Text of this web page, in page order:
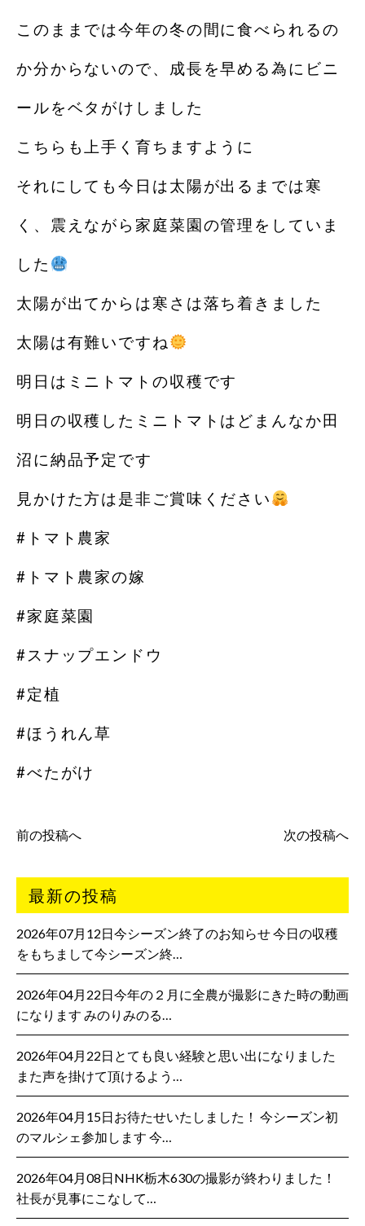
このままでは今年の冬の間に食べられるの
か分からないので、成長を早める為にビニ
ールをベタがけしました
こちらも上手く育ちますように
それにしても今日は太陽が出るまでは寒
く、震えながら家庭菜園の管理をしていま
した
太陽が出てからは寒さは落ち着きました
太陽は有難いですね
明日はミニトマトの収穫です
明日の収穫したミニトマトはどまんなか田
沼に納品予定です
見かけた方は是非ご賞味ください
#トマト農家
#トマト農家の嫁
#家庭菜園
#スナップエンドウ
#定植
#ほうれん草
#べたがけ
前の投稿へ 次の投稿へ
最新の投稿
2026年07月12日今シーズン終了のお知らせ 今日の収穫
をもちまして今シーズン終…
2026年04月22日今年の２月に全農が撮影にきた時の動画
になります みのりみのる…
2026年04月22日とても良い経験と思い出になりました
また声を掛けて頂けるよう…
2026年04月15日お待たせいたしました！ 今シーズン初
のマルシェ参加します 今…
2026年04月08日NHK栃木630の撮影が終わりました！
社長が見事にこなして…